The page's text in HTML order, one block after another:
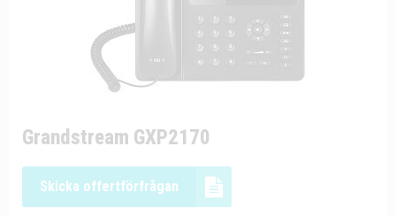
Grandstream GXP2170
Skicka offertförfrågan